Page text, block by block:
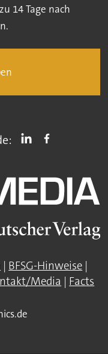
14 Tage nach
| BFSG-Hinweise |
Media | Facts